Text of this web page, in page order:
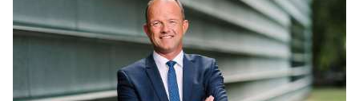
statusrapport for energi- og industripolitisk plattform.